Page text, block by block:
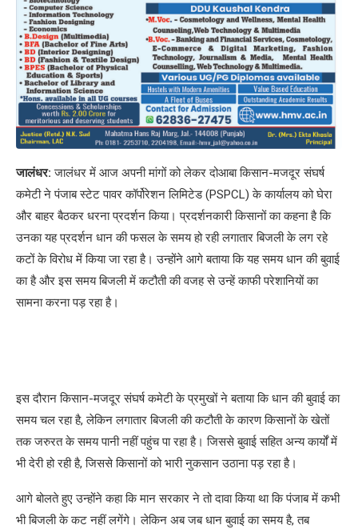
जालंधर: जालंधर में आज अपनी मांगों को लेकर दोआबा किसान-मजदूर संघर्ष
कमेटी ने पंजाब स्टेट पावर कॉर्पोरेशन लिमिटेड (PSPCL) के कार्यालय को घेरा
और बाहर बैठकर धरना प्रदर्शन किया। प्रदर्शनकारी किसानों का कहना है कि
उनका यह प्रदर्शन धान की फसल के समय हो रही लगातार बिजली के लग रहे
कटों के विरोध में किया जा रहा है। उन्होंने आगे बताया कि यह समय धान की बुवाई
का है और इस समय बिजली में कटौती की वजह से उन्हें काफी परेशानियों का
सामना करना पड़ रहा है।
इस दौरान किसान-मजदूर संघर्ष कमेटी के प्रमुखों ने बताया कि धान की बुवाई का
समय चल रहा है, लेकिन लगातार बिजली की कटौती के कारण किसानों के खेतों
तक जरुरत के समय पानी नहीं पहुंच पा रहा है। जिससे बुवाई सहित अन्य कार्यों में
भी देरी हो रही है, जिससे किसानों को भारी नुकसान उठाना पड़ रहा है।
आगे बोलते हुए उन्होंने कहा कि मान सरकार ने तो दावा किया था कि पंजाब में कभी
भी बिजली के कट नहीं लगेंगे। लेकिन अब जब धान बुवाई का समय है, तब